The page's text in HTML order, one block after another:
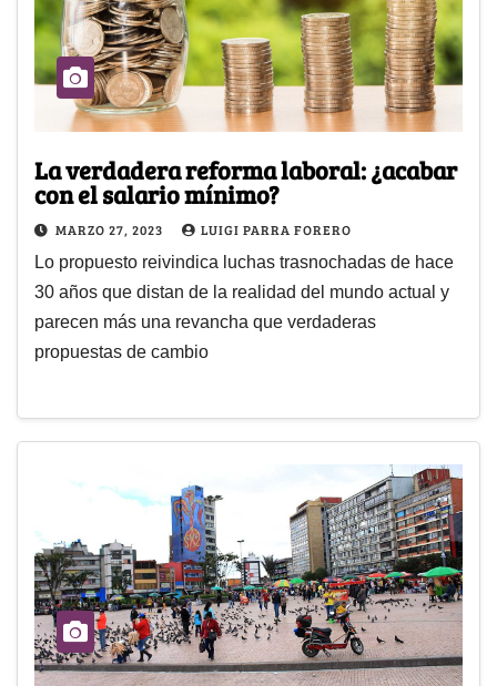
La verdadera reforma laboral: ¿acabar
con el salario mínimo?
MARZO 27, 2023 LUIGI PARRA FORERO
Lo propuesto reivindica luchas trasnochadas de hace
30 años que distan de la realidad del mundo actual y
parecen más una revancha que verdaderas
propuestas de cambio